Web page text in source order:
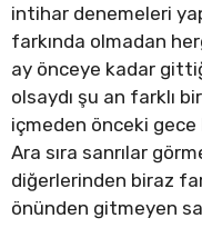
intihar denemeleri
farkında olmadan
ay önceye kadar
olsaydı şu an farklı
içmeden önceki gece
Ara sıra sanrılar
diğerlerinden biraz
önünden gitmeyen